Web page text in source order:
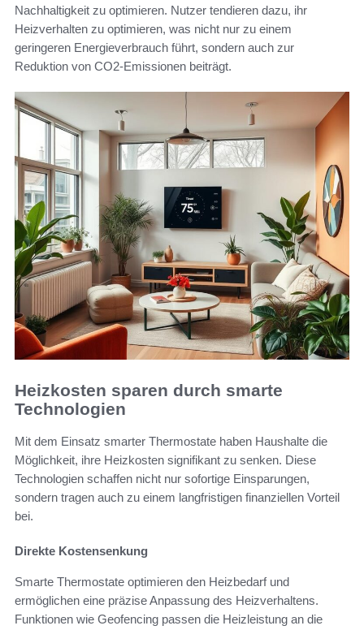
Nachhaltigkeit zu optimieren. Nutzer tendieren dazu, ihr
Heizverhalten zu optimieren, was nicht nur zu einem
geringeren Energieverbrauch führt, sondern auch zur
Reduktion von CO2-Emissionen beiträgt.
Heizkosten sparen durch smarte
Technologien
Mit dem Einsatz smarter Thermostate haben Haushalte die
Möglichkeit, ihre Heizkosten signifikant zu senken. Diese
Technologien schaffen nicht nur sofortige Einsparungen,
sondern tragen auch zu einem langfristigen finanziellen Vorteil
bei.
Direkte Kostensenkung
Smarte Thermostate optimieren den Heizbedarf und
ermöglichen eine präzise Anpassung des Heizverhaltens.
Funktionen wie Geofencing passen die Heizleistung an die